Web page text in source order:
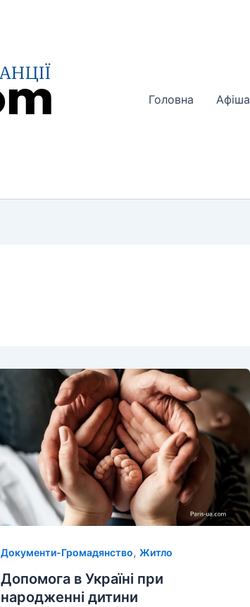
Головна Афіша
Документи-Громадянство, Житло
Допомога в Україні при
народженні дитини